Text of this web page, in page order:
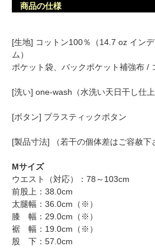
商品の仕様
[生地] コットン100％（14.7 oz イン
ム）
ポケット袋、バックポケット補強布 /
[洗い] one-wash（水洗い天日干し仕上
[ボタン] プラスティックボタン
[製品寸法] （若干の個体差はご容赦下
Mサイズ
ウエスト（対応）：78～103cm
前股上：38.0cm
太腿幅：36.0cm（※）
膝 幅：29.0cm（※）
裾 幅：19.0cm（※）
股 下：57.0cm